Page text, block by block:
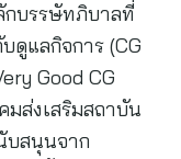
กบรรษัทภิบาลที่
ดูแลกิจการ (CG
Good CG
มส่งเสริมสถาบัน
บสนุนจาก